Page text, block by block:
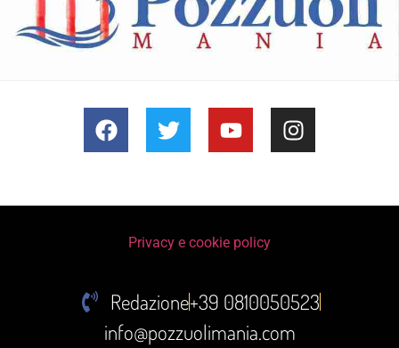
Redazione+39 0810050523
info@pozzuolimania.com
Privacy e cookie policy